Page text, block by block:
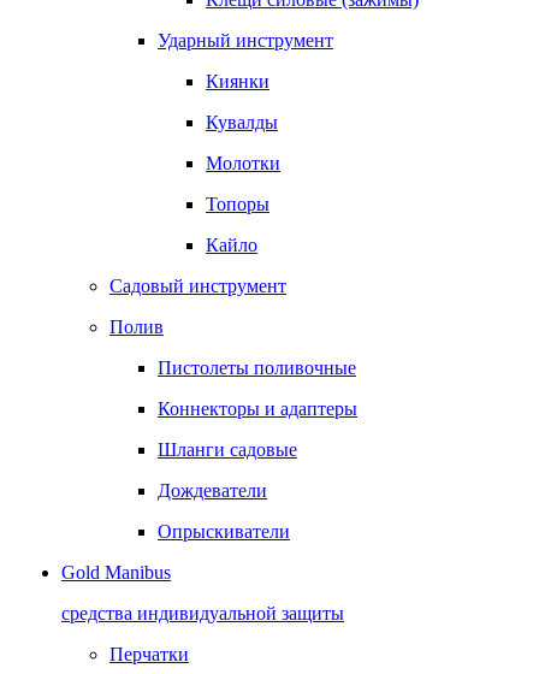
Ударный инструмент
Киянки
Кувалды
Молотки
Топоры
Кайло
Садовый инструмент
Полив
Пистолеты поливочные
Коннекторы и адаптеры
Шланги садовые
Дождеватели
Опрыскиватели
Gold Manibus
средства индивидуальной защиты
Перчатки